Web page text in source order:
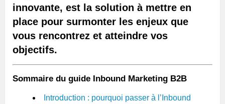
innovante, est la solution à mettre en
place pour surmonter les enjeux que
vous rencontrez et atteindre vos
objectifs.
Sommaire du guide Inbound Marketing B2B
Introduction : pourquoi passer à l’Inbound